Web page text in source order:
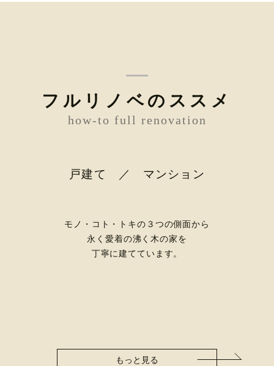
フルリノベのススメ
how-to full renovation
戸建て ／ マンション
モノ・コト・トキの３つの側面から
永く愛着の沸く木の家を
丁寧に建てています。
もっと見る